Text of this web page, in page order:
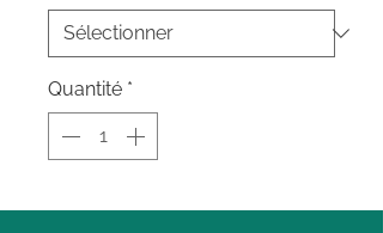
Quantité *